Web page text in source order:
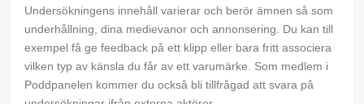
Undersökningens innehåll varierar och berör ämnen så som
underhållning, dina medievanor och annonsering. Du kan till
exempel få ge feedback på ett klipp eller bara fritt associera
vilken typ av känsla du får av ett varumärke. Som medlem i
Poddpanelen kommer du också bli tillfrågad att svara på